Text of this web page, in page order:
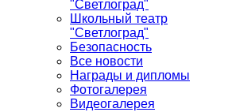
"Светлоград"
Школьный театр
"Светлоград"
Безопасность
Все новости
Награды и дипломы
Фотогалерея
Видеогалерея